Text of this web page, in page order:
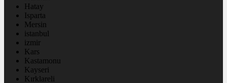
Hatay
Isparta
Mersin
istanbul
izmir
Kars
Kastamonu
Kayseri
Kırklareli